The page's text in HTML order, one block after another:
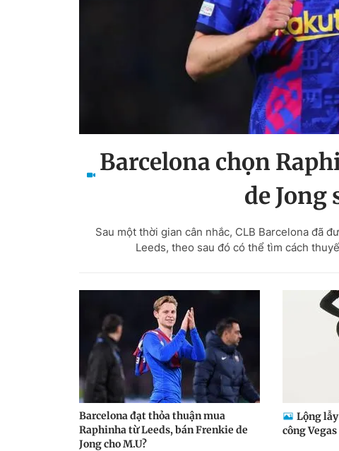
Barcelona chọn
de Jong
Sau một thời gian cân nhắc, CLB Barcelona đã
Leeds, theo sau đó có thể tìm cách
Barcelona đạt thỏa thuận mua
Raphinha từ Leeds, bán Frenkie de
Jong cho M.U?
Lộng
công